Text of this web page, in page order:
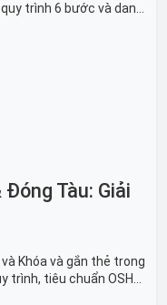
trình 6 bước và danh
Đóng Tàu: Giải
Khóa và gắn thẻ trong
trình, tiêu chuẩn OSHA,
đóng tàu toàn